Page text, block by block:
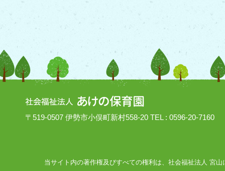
〒519-0507 伊勢市小俣町新村558-20 TEL : 0596-20-7160
当サイト内の著作権及びすべての権利は、社会福祉法人 宮